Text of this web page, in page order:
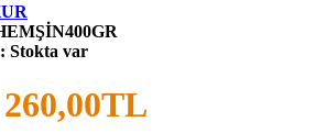
: Stokta var
260,00TL